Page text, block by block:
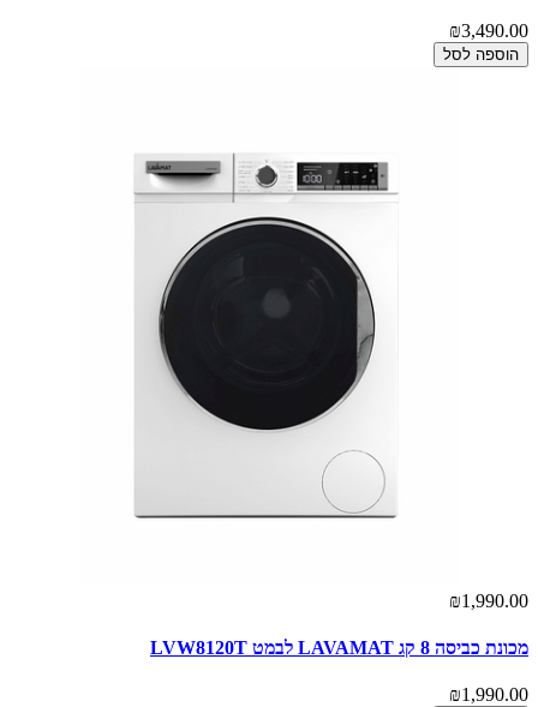
₪3,490.00
הוספה לסל
₪1,990.00
מכונת כביסה 8 קג LAVAMAT לבמט LVW8120T
₪1,990.00